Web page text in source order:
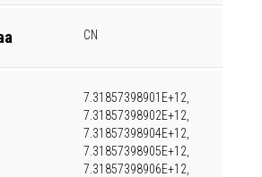
CN
7.31857398901E+12,
7.31857398902E+12,
7.31857398904E+12,
7.31857398905E+12,
7.31857398906E+12,